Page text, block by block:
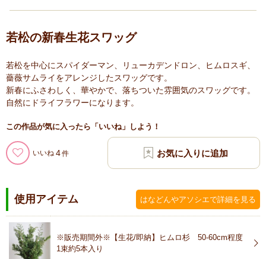
若松の新春生花スワッグ
若松を中心にスパイダーマン、リューカデンドロン、ヒムロスギ、
薔薇サムライをアレンジしたスワッグです。
新春にふさわしく、華やかで、落ちついた雰囲気のスワッグです。
自然にドライフラワーになります。
この作品が気に入ったら「いいね」しよう！
いいね 4
使用アイテム はなどんやアソシエで詳細を見る
※販売期間外※【生花/即納】ヒムロ杉 50-60cm程度
1束約5本入り